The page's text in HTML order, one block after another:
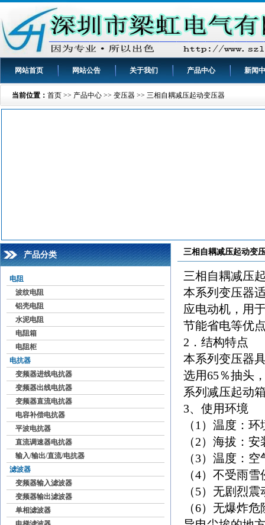
网站首页 网站公告 关于我们 产品中心 新闻
当前位置： 首页 >> 产品中心 >> 变压器 >> 三相自耦减压起动变压器
产品分类
电阻
波纹电阻
铝壳电阻
水泥电阻
电阻箱
电阻柜
电抗器
变频器进线电抗器
变频器出线电抗器
变频器直流电抗器
电容补偿电抗器
平波电抗器
直流调速器电抗器
输入/输出/直流/电抗器
滤波器
变频器输入滤波器
变频器输出滤波器
单相滤波器
三相自耦减压起动变
三相自耦减压
本系列变压器
应电动机，用
节能省电等优
2．结构特点
本系列变压器
选用65％抽头
系列减压起动
3、使用环境
（1）温度：
（2）海拔：
（3）温度：
（4）不受雨
（5）无剧烈
（6）无爆炸